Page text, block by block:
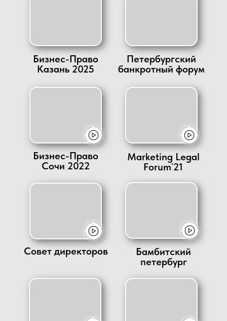
Бизнес-Право
Сочи 2022
Совет директоров
Marketing Legal
Forum`21
Бамбитский
петербург
Бизнес-Право
Казань 2025
Петербургский
банкротный форум